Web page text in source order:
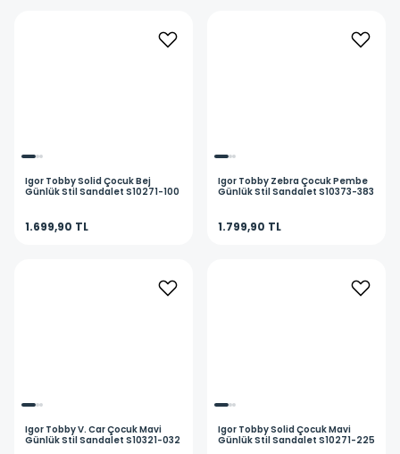
Igor Tobby Solid Çocuk Bej
Günlük Stil Sandalet S10271-100
1.699,90 TL
Igor Tobby Zebra Çocuk Pembe
Günlük Stil Sandalet S10373-383
1.799,90 TL
Igor Tobby V. Car Çocuk Mavi
Günlük Stil Sandalet S10321-032
Igor Tobby Solid Çocuk Mavi
Günlük Stil Sandalet S10271-225